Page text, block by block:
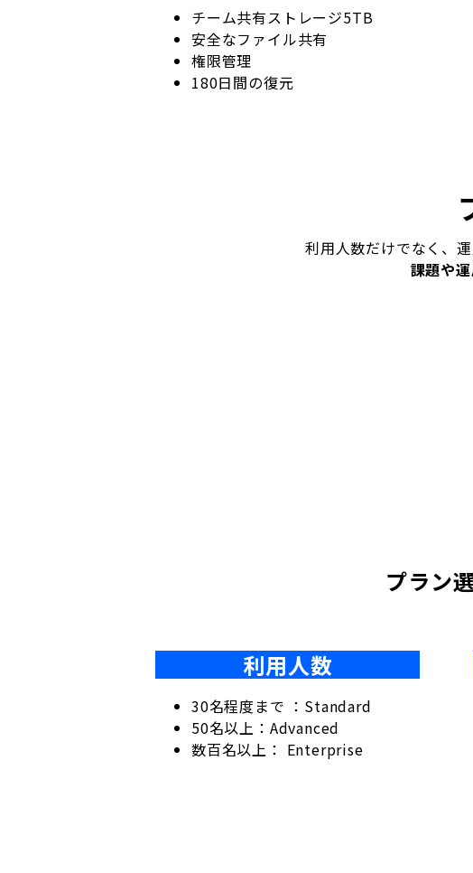
チーム共有ストレージ5TB
安全なファイル共有
権限管理
180日間の復元
利用人数だけでなく、
課題や
プラン
利用人数
30名程度まで ：Standard
50名以上：Advanced
数百名以上： Enterprise